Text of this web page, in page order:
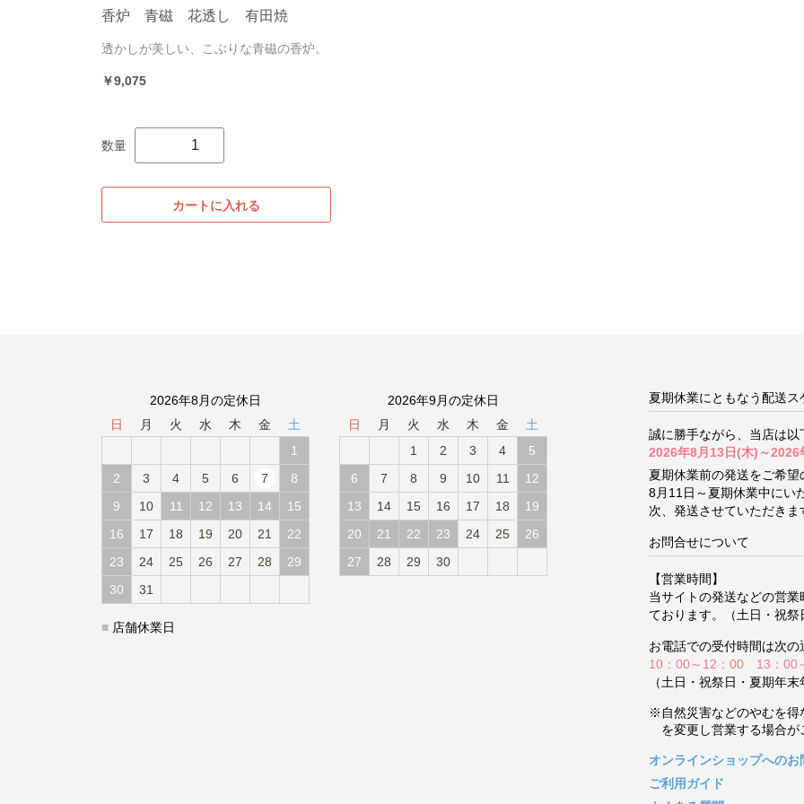
香炉 青磁 花透し 有田焼
透かしが美しい、こぶりな青磁の香炉。
￥9,075
数量
カートに入れる
2026年8月の定休日
日
月 火 水 木 金
土
1
2
3 4 5 6 7
8
9
10 11 12 13 14
15
16
17 18 19 20 21
22
23
24 25 26 27 28
29
30
31
2026年9月の定休日
日
月 火 水 木 金
土
1
2 3 4
5
6
7 8 9 10 11
12
13
14 15 16 17 18
19
20
21 22 23 24 25
26
27
28 29 30
■ 店舗休業日
夏期休業にともなう配送
誠に勝手ながら、当店は以
2026年8月13日(木)～2026
夏期休業前の発送をご希望
8月11日～夏期休業中にい
次、発送させていただきま
お問合せについて
【営業時間】
当サイトの発送などの営
ております。（土日・祝祭
お電話での受付時間は次の
10：00～12：00 13：00
（土日・祝祭日・夏期年末
※自然災害などのやむを得
を変更し営業する場合が
オンラインショップへのお
ご利用ガイド